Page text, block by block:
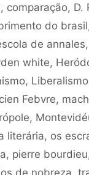
, comparação, D.
do brasil
de annales,
white,
, Liberalismo
Febvre,
,
literária, os
, pierre bourdieu
de nobreza